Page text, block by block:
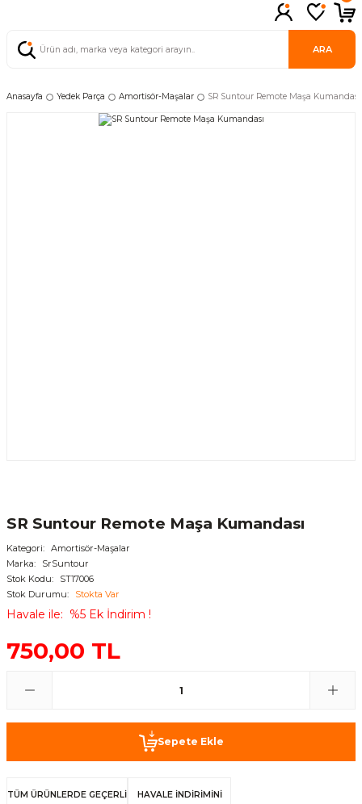
ARA
Anasayfa Yedek Parça Amortisör-Maşalar SR Suntour Remote Maşa Kumandası
SR Suntour Remote Maşa Kumandası
Kategori
Amortisör-Maşalar
Marka
SrSuntour
Stok Kodu
ST17006
Stok Durumu
Stokta Var
Havale ile %5 Ek İndirim !
750,00 TL
Sepete Ekle
TÜM ÜRÜNLERDE GEÇERLİ HAVALE İNDİRİMİNİ